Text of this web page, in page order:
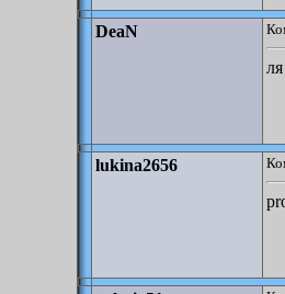
DeaN
lukina2656